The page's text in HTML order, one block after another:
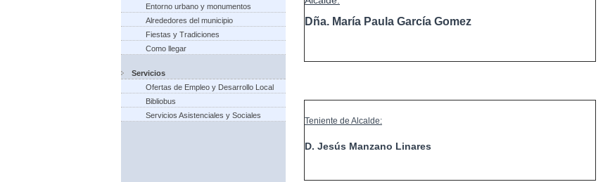
Entorno urbano y monumentos
Alrededores del municipio
Fiestas y Tradiciones
Como llegar
Servicios
Ofertas de Empleo y Desarrollo Local
Bibliobus
Servicios Asistenciales y Sociales
Dña. María Paula García Gomez
Teniente de Alcalde:
D. Jesús Manzano Linares